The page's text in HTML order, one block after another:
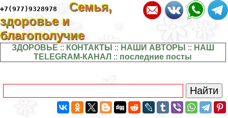
+7(977)9328978
Семья,
здоровье и
благополучие
ЗДОРОВЬЕ :: КОНТАКТЫ :: НАШИ АВТОРЫ :: НАШ
TELEGRAM-КАНАЛ :: последние посты